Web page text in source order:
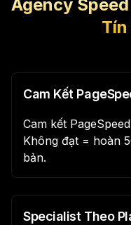
Agency
Tín
Cam Kết
Cam kết
Không đạt = hoàn
bản.
Specialist Theo